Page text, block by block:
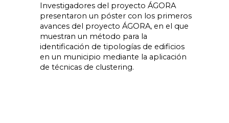
Investigadores del proyecto ÁGORA
presentaron un póster con los primeros
avances del proyecto ÁGORA, en el que
muestran un método para la
identificación de tipologías de edificios
en un municipio mediante la aplicación
de técnicas de clustering.